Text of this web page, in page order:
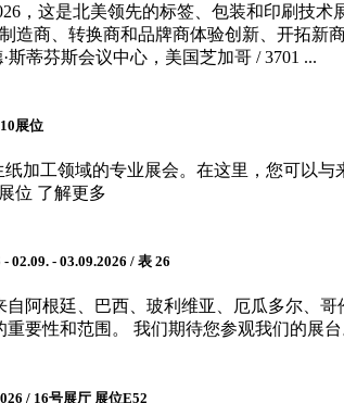
，这是北美领先的标签、包装和印刷技
造商、转换商和品牌商体验创新、开拓新
斯蒂芬斯会议中心，美国芝加哥 / 3701 ...
展位
加工领域的专业展会。在这里，您可以与
位 了解更多
02.09. - 03.09.2026 / 表 26
阿根廷、巴西、玻利维亚、厄瓜多尔、
要性和范围。 我们期待您参观我们的展台。
/ 16号展厅 展位E52